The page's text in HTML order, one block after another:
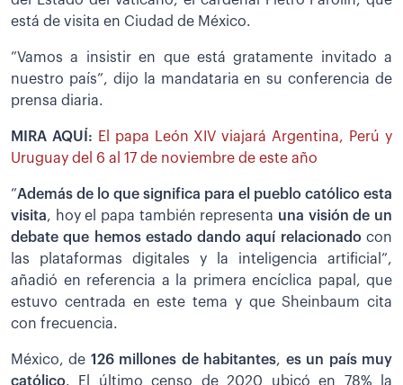
está de visita en Ciudad de México.
”Vamos a insistir en que está gratamente invitado a
nuestro país”, dijo la mandataria en su conferencia de
prensa diaria.
MIRA AQUÍ: El papa León XIV viajará Argentina, Perú y
Uruguay del 6 al 17 de noviembre de este año
”Además de lo que significa para el pueblo católico esta
visita, hoy el papa también representa una visión de un
debate que hemos estado dando aquí relacionadocon
las plataformas digitales y la inteligencia artificial”,
añadió en referencia a la primera encíclica papal, que
estuvo centrada en este tema y que Sheinbaum cita
con frecuencia.
México, de 126 millones de habitantes, es un país muy
católico. El último censo de 2020 ubicó en 78% la